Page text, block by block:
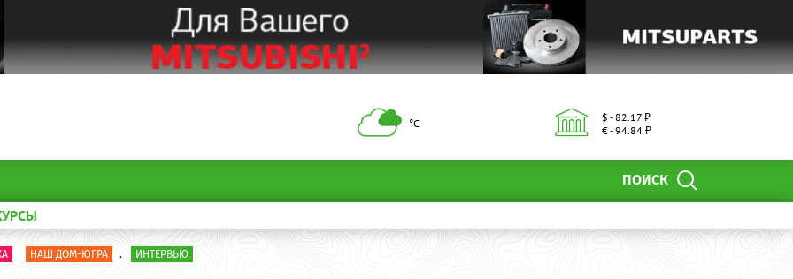
°С
$ - 82.17 ₽
€ - 94.84 ₽
ПОИСК
НАШ ДОМ-ЮГРА . ИНТЕРВЬЮ